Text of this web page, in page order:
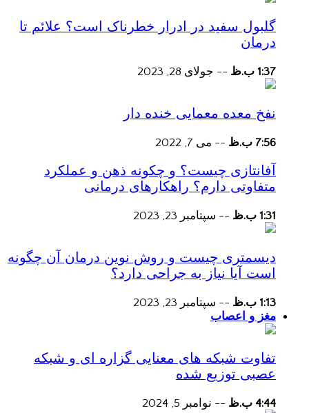
گلبول سفید در ادرار خطرناک است؟ علائم تا
درمان
1:37 ب.ظ -- جولای 28, 2023
نفخ معده معمایی خنده دار
7:56 ب.ظ -- می 7, 2022
آفانتازی چیست؟ و چکونه ذهن و عملکرد
متفاوتی دارم؟ راهکارهای درمانی
1:31 ب.ظ -- سپتامبر 23, 2023
دیسمتری چیست و روش نوین درمان آن چگونه
است آیا نیاز به جراحی دارد؟
1:13 ب.ظ -- سپتامبر 23, 2023
مغز و اعصاب
تفاوت شبکه های معنایی گزاره ای و شبکه
عصبی توزیع شده
4:44 ب.ظ -- نوامبر 5, 2024